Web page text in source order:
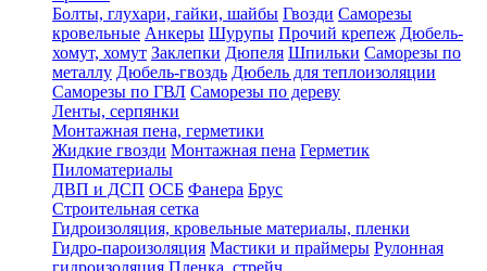
Болты, глухари, гайки, шайбы Гвозди Саморезы
кровельные Анкеры Шурупы Прочий крепеж Дюбель-
хомут, хомут Заклепки Дюпеля Шпильки Саморезы по
металлу Дюбель-гвоздь Дюбель для теплоизоляции
Саморезы по ГВЛ Саморезы по дереву
Ленты, серпянки
Монтажная пена, герметики
Жидкие гвозди Монтажная пена Герметик
Пиломатериалы
ДВП и ДСП ОСБ Фанера Брус
Строительная сетка
Гидроизоляция, кровельные материалы, пленки
Гидро-пароизоляция Мастики и праймеры Рулонная
гидроизоляция Пленка, стрейч